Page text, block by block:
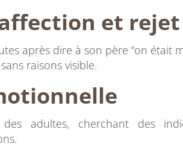
et rejet
après dire à son père “on était
raisons visible.
adultes, cherchant des